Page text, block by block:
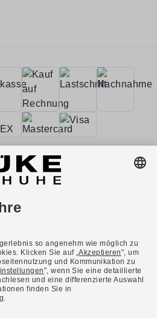
Impressum
Datenschutzeinstellungen